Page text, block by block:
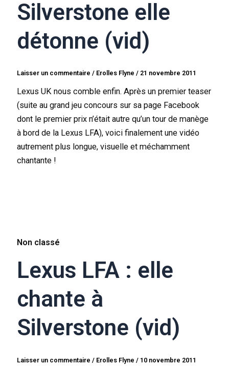
Silverstone elle
détonne (vid)
Laisser un commentaire / Erolles Flyne/ 21 novembre 2011
Lexus UK nous comble enfin. Après un premier teaser
(suite au grand jeu concours sur sa page Facebook
dont le premier prix n’était autre qu’un tour de manège
à bord de la Lexus LFA), voici finalement une vidéo
autrement plus longue, visuelle et méchamment
chantante !
Non classé
Lexus LFA : elle
chante à
Silverstone (vid)
Laisser un commentaire / Erolles Flyne/ 10 novembre 2011